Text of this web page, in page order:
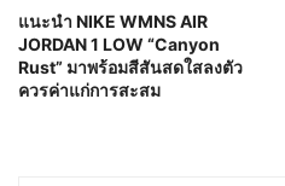
แนะนำ NIKE WMNS AIR
JORDAN 1 LOW “Canyon
Rust” มาพร้อมสีสันสดใสลงตัว
ควรค่าแก่การสะสม